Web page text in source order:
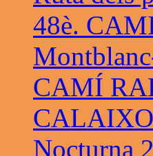
48è.
CAMÍ
Nocturna